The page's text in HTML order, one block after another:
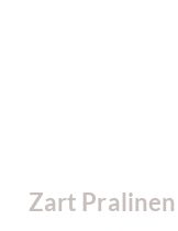
Zart Pralinen